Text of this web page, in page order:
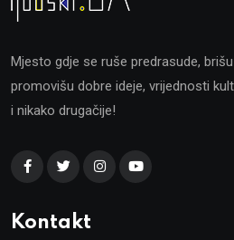
Mjesto gdje se ruše predrasude,
promovišu dobre ideje, vrijednosti
i nikako drugačije!
Kontakt